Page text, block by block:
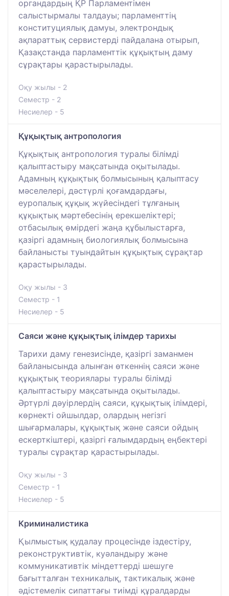
органдардың ҚР Парламентімен
салыстырмалы талдауы; парламенттің
конституциялық дамуы, электрондық
ақпараттық сервистерді пайдалана отырып,
Қазақстанда парламенттік құқықтың даму
сұрақтары қарастырылады.
Оқу жылы - 2
Семестр - 2
Несиелер - 5
Құқықтық антропология
Құқықтық антропология туралы білімді
қалыптастыру мақсатында оқытылады.
Адамның құқықтық болмысының қалыптасу
мәселелері, дәстүрлі қоғамдардағы,
еуропалық құқық жүйесіндегі тұлғаның
құқықтық мәртебесінің ерекшеліктері;
отбасылық өмірдегі жаңа құбылыстарға,
қазіргі адамның биологиялық болмысына
байланысты туындайтын құқықтық сұрақтар
қарастырылады.
Оқу жылы - 3
Семестр - 1
Несиелер - 5
Саяси және құқықтық ілімдер тарихы
Тарихи даму генезисінде, қазіргі заманмен
байланысында алынған өткеннің саяси және
құқықтық теориялары туралы білімді
қалыптастыру мақсатында оқытылады.
Әртүрлі дәуірлердің саяси, құқықтық ілімдері,
көрнекті ойшылдар, олардың негізгі
шығармалары, құқықтық және саяси ойдың
ескерткіштері, қазіргі ғалымдардың еңбектері
туралы сұрақтар қарастырылады.
Оқу жылы - 3
Семестр - 1
Несиелер - 5
Криминалистика
Қылмыстық қудалау процесінде іздестіру,
реконструктивтік, куәландыру және
коммуникативтік міндеттерді шешуге
бағытталған техникалық, тактикалық және
әдістемелік сипаттағы тиімді құралдарды